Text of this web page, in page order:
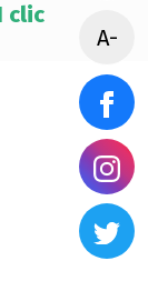
clic
A-